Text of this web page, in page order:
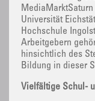
Universität
Hochschule
Arbeitgebern
hinsichtlich des
Bildung in dieser
Vielfältige Schul-